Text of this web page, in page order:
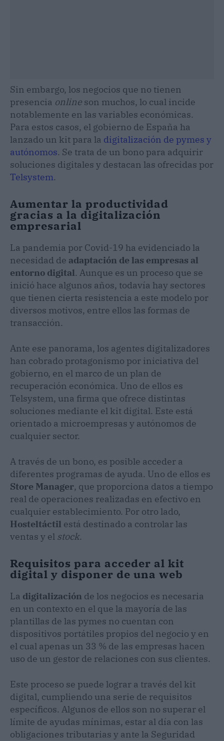
Sin embargo, los negocios que no tienen
presencia online son muchos, lo cual incide
notablemente en las variables económicas.
Para estos casos, el gobierno de España ha
lanzado un kit para la digitalización de pymes y
autónomos. Se trata de un bono para adquirir
soluciones digitales y destacan las ofrecidas por
Telsystem.
Aumentar la productividad
gracias a la digitalización
empresarial
La pandemia por Covid-19 ha evidenciado la
necesidad de adaptación de las empresas al
entorno digital. Aunque es un proceso que se
inició hace algunos años, todavía hay sectores
que tienen cierta resistencia a este modelo por
diversos motivos, entre ellos las formas de
transacción.
Ante ese panorama, los agentes digitalizadores
han cobrado protagonismo por iniciativa del
gobierno, en el marco de un plan de
recuperación económica. Uno de ellos es
Telsystem, una firma que ofrece distintas
soluciones mediante el kit digital. Este está
orientado a microempresas y autónomos de
cualquier sector.
A través de un bono, es posible acceder a
diferentes programas de ayuda. Uno de ellos es
Store Manager, que proporciona datos a tiempo
real de operaciones realizadas en efectivo en
cualquier establecimiento. Por otro lado,
Hosteltáctil está destinado a controlar las
ventas y el stock.
Requisitos para acceder al kit
digital y disponer de una web
La digitalización de los negocios es necesaria
en un contexto en el que la mayoría de las
plantillas de las pymes no cuentan con
dispositivos portátiles propios del negocio y en
el cual apenas un 33 % de las empresas hacen
uso de un gestor de relaciones con sus clientes.
Este proceso se puede lograr a través del kit
digital, cumpliendo una serie de requisitos
específicos. Algunos de ellos son no superar el
límite de ayudas mínimas, estar al día con las
obligaciones tributarias y ante la Seguridad